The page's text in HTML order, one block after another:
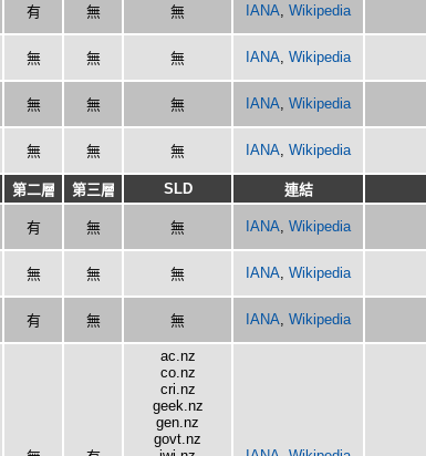
有 無 無 IANA Wikipedia
無 無 無 IANA Wikipedia
無 無 無 IANA Wikipedia
無 無 無 IANA Wikipedia
第二層 第三層 SLD 連結
有 無 無 IANA Wikipedia
無 無 無 IANA Wikipedia
有 無 無 IANA Wikipedia
ac.nz
co.nz
cri.nz
geek.nz
gen.nz
govt.nz